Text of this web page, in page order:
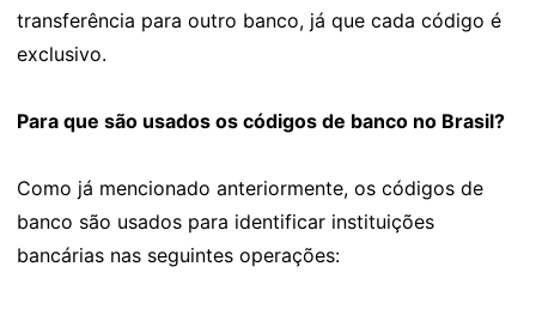
transferência para outro banco, já que cada código é
exclusivo.
Para que são usados os códigos de banco no Brasil?
Como já mencionado anteriormente, os códigos de
banco são usados para identificar instituições
bancárias nas seguintes operações: